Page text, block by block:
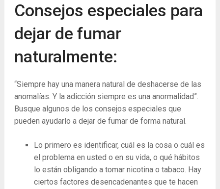
Consejos especiales para
dejar de fumar
naturalmente:
“Siempre hay una manera natural de deshacerse de las
anomalías. Y la adicción siempre es una anormalidad”.
Busque algunos de los consejos especiales que
pueden ayudarlo a dejar de fumar de forma natural.
Lo primero es identificar, cuál es la cosa o cuál es
el problema en usted o en su vida, o qué hábitos
lo están obligando a tomar nicotina o tabaco. Hay
ciertos factores desencadenantes que te hacen